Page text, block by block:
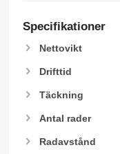
Specifikationer
Nettovikt
Drifttid
Täckning
Antal rader
Radavstånd